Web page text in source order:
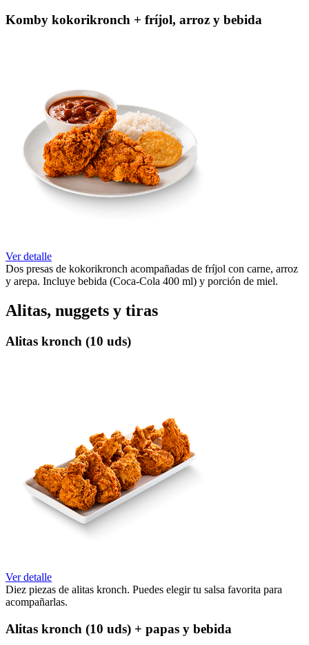
Komby kokorikronch + fríjol, arroz y bebida
Ver detalle
Dos presas de kokorikronch acompañadas de fríjol con carne, arroz
y arepa. Incluye bebida (Coca-Cola 400 ml) y porción de miel.
Alitas, nuggets y tiras
Alitas kronch (10 uds)
Ver detalle
Diez piezas de alitas kronch. Puedes elegir tu salsa favorita para
acompañarlas.
Alitas kronch (10 uds) + papas y bebida